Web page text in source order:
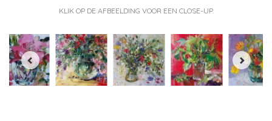
KLIK OP DE AFBEELDING VOOR EEN CLOSE-UP.